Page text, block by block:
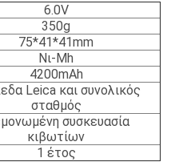
6.0V
350g
75*41*41mm
Νι-Mh
4200mAh
Leica και συνολικός
σταθμός
συσκευασία
κιβωτίων
1 έτος